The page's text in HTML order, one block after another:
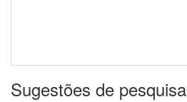
Sugestões de pesquisa